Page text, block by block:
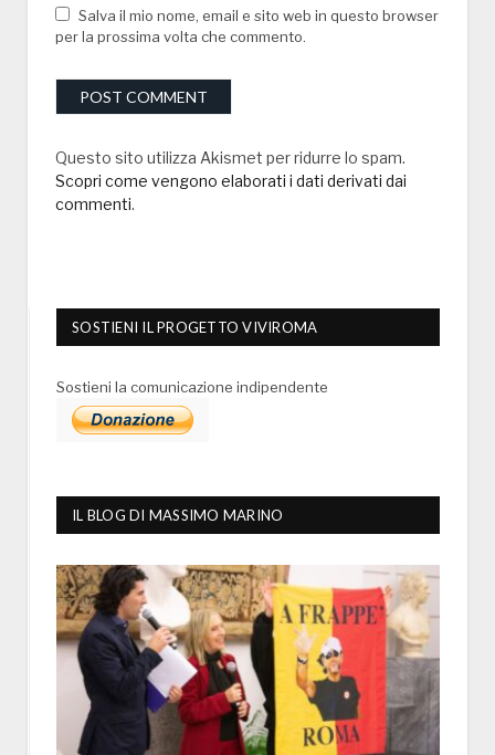
Salva il mio nome, email e sito web in questo browser
per la prossima volta che commento.
Questo sito utilizza Akismet per ridurre lo spam.
Scopri come vengono elaborati i dati derivati dai
commenti.
SOSTIENI IL PROGETTO VIVIROMA
Sostieni la comunicazione indipendente
IL BLOG DI MASSIMO MARINO